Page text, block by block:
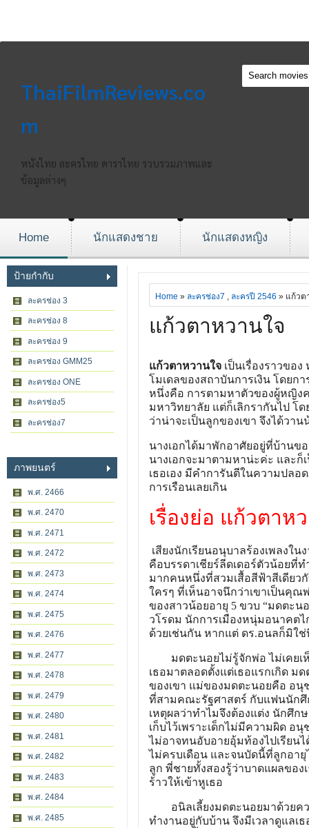
ThaiFilmReviews.co
m
หนังไทย ละครไทย ดาราไทย รวบรวมภาพและ
ข้อมูลต่างๆ
Home นักแสดงชาย นักแสดงหญิง
ป้ายกำกับ
ละครช่อง 3
ละครช่อง 8
ละครช่อง 9
ละครช่อง GMM25
ละครช่อง ONE
ละครช่อง5
ละครช่อง7
ภาพยนตร์
พ.ศ. 2466
พ.ศ. 2470
พ.ศ. 2471
พ.ศ. 2472
พ.ศ. 2473
พ.ศ. 2474
พ.ศ. 2475
พ.ศ. 2476
พ.ศ. 2477
พ.ศ. 2478
พ.ศ. 2479
พ.ศ. 2480
พ.ศ. 2481
พ.ศ. 2482
พ.ศ. 2483
พ.ศ. 2484
พ.ศ. 2485
Home » ละครช่อง7 , ละครปี 2546 » แก้วต
แก้วตาหวานใจ
แก้วตาหวานใจ เป็นเรื่องราวขอ
โมเดลของสถาบันการเงิน โดยก
หนึ่งคือ การตามหาตัวของผู้หญิง
มหาวิทยาลัย แต่ก็เลิกรากันไป โ
ว่าน่าจะเป็นลูกของเขา จึงได้ว
นางเอกได้มาพักอาศัยอยู่ที่บ้านข
นางเอกจะมาตามหาน่ะค่ะ และก็
เธอเอง มีคำการันตีในความปลอ
การเรือนเลยเกิน
เรื่องย่อ แก้วตาห
เสียงนักเรียนอนุบาลร้องเพลงใ
คือบรรดาเชียร์ลีดเดอร์ตัวน้อย
มากคนหนึ่งที่สวมเสื้อสีฟ้าสีเดียว
ใครๆ ที่เห็นอาจนึกว่าเขาเป็นคุ
ของสาวน้อยอายุ 5 ขวบ “มดตะ
วโรดม นักการเมืองหนุ่มอนาคต
ด้วยเช่นกัน หากแต่ ดร.อนลก็มิ
มดตะนอยไม่รู้จักพ่อ ไม่เคยเห็
เธอมาตลอดตั้งแต่เธอแรกเกิด
ของเขา แม่ของมดตะนอยคือ อนุ
ที่สามคณะรัฐศาสตร์ กับแฟนนักศึ
เหตุผลว่าทำไมจึงต้องแต่ง นักศึ
เก็บไว้เพราะเด็กไม่มีความผิด อ
ไม่อาจทนอับอายอุ้มท้องไปเรียน
ไม่ครบเดือน และจนบัดนี้ที่ลูกอายุ
ลูก พี่ชายทั้งสองรู้ว่าบาดแผลของ
ร้าวให้เข้าหูเธอ
อนิลเลี้ยงมดตะนอยมาด้วยคว
ทำงานอยู่กับบ้าน จึงมีเวลาดูแลเ